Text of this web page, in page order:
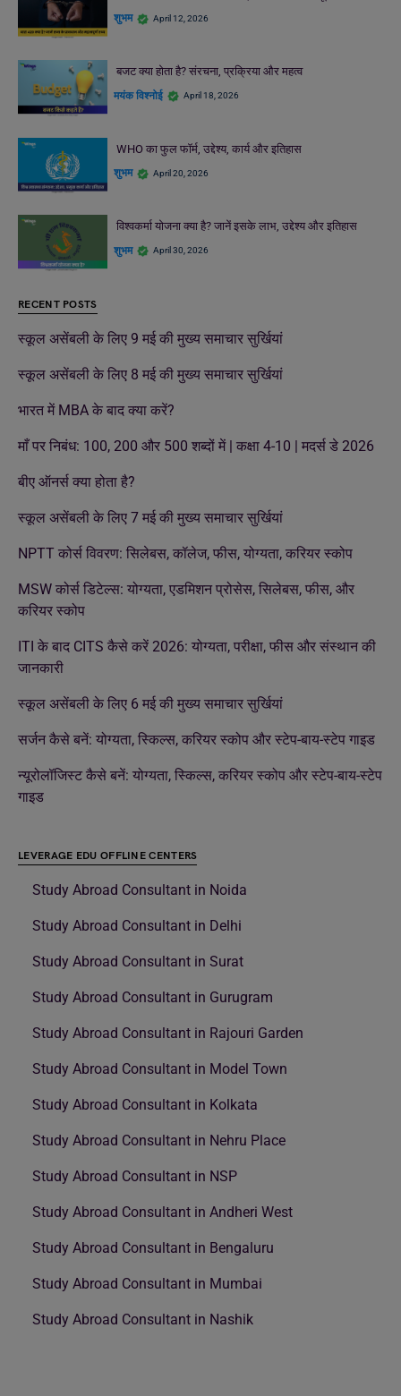
शुभम April 12, 2026
बजट क्या होता है? संरचना, प्रक्रिया और महत्व
मयंक विश्नोई April 18, 2026
WHO का फुल फॉर्म, उद्देश्य, कार्य और इतिहास
शुभम April 20, 2026
विश्वकर्मा योजना क्या है? जानें इसके लाभ, उद्देश्य और इतिहास
शुभम April 30, 2026
RECENT POSTS
स्कूल असेंबली के लिए 9 मई की मुख्य समाचार सुर्खियां
स्कूल असेंबली के लिए 8 मई की मुख्य समाचार सुर्खियां
भारत में MBA के बाद क्या करें?
माँ पर निबंध: 100, 200 और 500 शब्दों में | कक्षा 4-10 | मदर्स डे 2026
बीए ऑनर्स क्या होता है?
स्कूल असेंबली के लिए 7 मई की मुख्य समाचार सुर्खियां
NPTT कोर्स विवरण: सिलेबस, कॉलेज, फीस, योग्यता, करियर स्कोप
MSW कोर्स डिटेल्स: योग्यता, एडमिशन प्रोसेस, सिलेबस, फीस, और
करियर स्कोप
ITI के बाद CITS कैसे करें 2026: योग्यता, परीक्षा, फीस और संस्थान की
जानकारी
स्कूल असेंबली के लिए 6 मई की मुख्य समाचार सुर्खियां
सर्जन कैसे बनें: योग्यता, स्किल्स, करियर स्कोप और स्टेप-बाय-स्टेप गाइड
न्यूरोलॉजिस्ट कैसे बनें: योग्यता, स्किल्स, करियर स्कोप और स्टेप-बाय-स्टेप
गाइड
LEVERAGE EDU OFFLINE CENTERS
Study Abroad Consultant in Noida
Study Abroad Consultant in Delhi
Study Abroad Consultant in Surat
Study Abroad Consultant in Gurugram
Study Abroad Consultant in Rajouri Garden
Study Abroad Consultant in Model Town
Study Abroad Consultant in Kolkata
Study Abroad Consultant in Nehru Place
Study Abroad Consultant in NSP
Study Abroad Consultant in Andheri West
Study Abroad Consultant in Bengaluru
Study Abroad Consultant in Mumbai
Study Abroad Consultant in Nashik